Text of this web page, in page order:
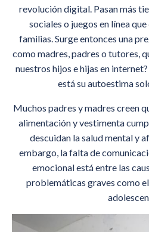
revolución digital. Pasan más
sociales o juegos en línea
familias. Surge entonces una
como madres, padres o tutores,
nuestros hijos e hijas en
está su autoestima
Muchos padres y madres creen
alimentación y vestimenta
descuidan la salud mental y
embargo, la falta de
emocional está entre las
problemáticas graves como